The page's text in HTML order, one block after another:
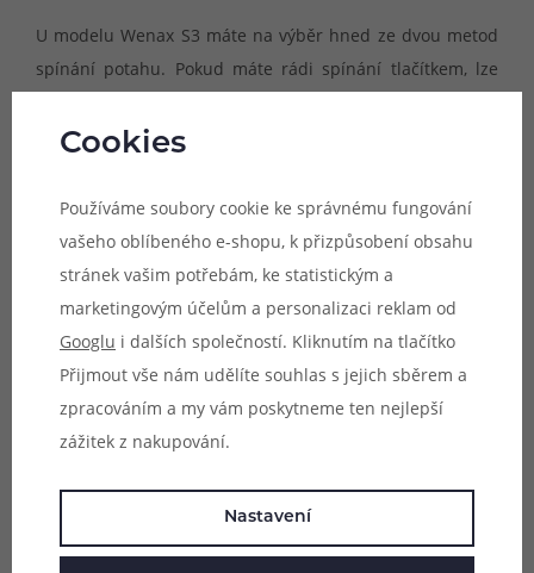
U modelu Wenax S3 máte na výběr hned ze dvou metod
spínání potahu. Pokud máte rádi spínání tlačítkem, lze
Pokud jste příznivci automatického spínání, jednoduše
automaticky. Při vapování pomocí spínacího tlačítka lze
aktivovat režim boost, který maximalizuje výstupní výkon
pro aktuálně připojenou cartridge a dodá skvělé výsledky
při potahování.
Cookies
Používáme soubory cookie ke správnému fungování
vašeho oblíbeného e-shopu, k přizpůsobení obsahu
stránek vašim potřebám, ke statistickým a
marketingovým účelům a personalizaci reklam od
Googlu i dalších společností. Kliknutím na tlačítko
Přijmout vše nám udělíte souhlas s jejich sběrem a
zpracováním a my vám poskytneme ten nejlepší
zážitek z nakupování.
Nastavení